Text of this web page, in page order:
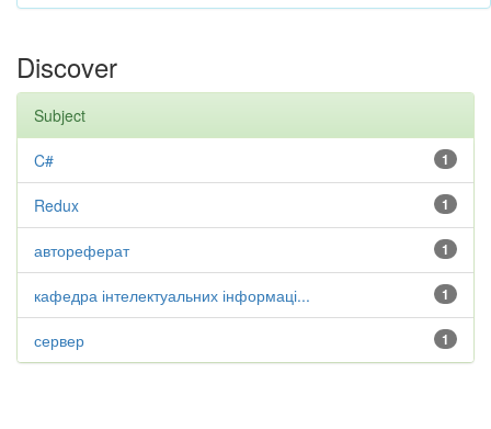
Discover
Subject
1
C#
1
Redux
1
автореферат
1
кафедра інтелектуальних інформаці...
1
сервер